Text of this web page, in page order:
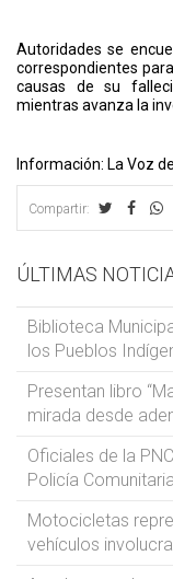
Autoridades se
correspondientes
causas de su
mientras avanza la
Información: La Voz
Compartir:
ÚLTIMAS
Biblioteca
los Pueblos
Presentan libro
mirada desde
Oficiales de la
Policía Comunitaria
Motocicletas
vehículos